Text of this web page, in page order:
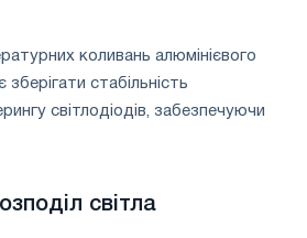
коливань алюмінієвого
стабільність
світлодіодів, забезпечуючи
світла